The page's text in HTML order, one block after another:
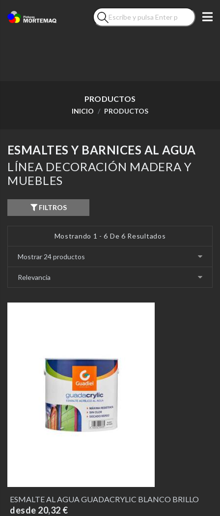
PRODUCTOS
INICIO PRODUCTOS
ESMALTES Y BARNICES AL AGUA
LÍNEA DECORACIÓN MADERA Y
MUEBLES
FILTROS
Mostrando 1 - 6 De 6 Resultados
ESMALTE AL AGUA GUADACRYLIC BLANCO BRILLO
desde 20,32 €